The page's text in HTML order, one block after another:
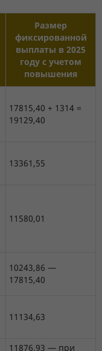
Размер
фиксированной
выплаты в 2025
году с учетом
повышения
17815,40 + 1314 =
19129,40
13361,55
11580,01
10243,86 —
17815,40
11134,63
11876,93 — при